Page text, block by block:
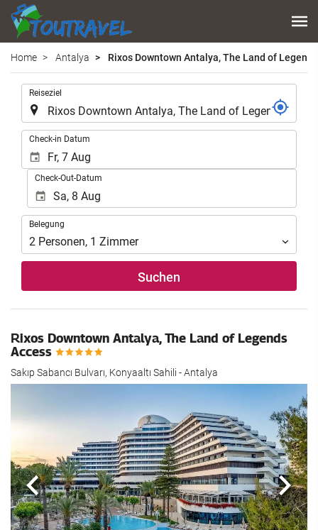
Home Antalya Rixos Downtown Antalya, The Land of
Reiseziel
Check-in Datum
Check-Out-Datum
Belegung
Belegung
2 Personen, 1 Zimmer
Suchen
Rixos Downtown Antalya, The Land of Legends
Access
Sakıp Sabancı Bulvarı, Konyaaltı Sahili - Antalya
Zurück